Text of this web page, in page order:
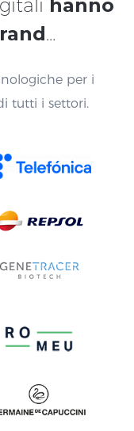
hanno
…
per i
tutti i settori.